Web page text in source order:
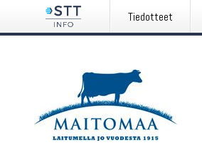
Tiedotteet